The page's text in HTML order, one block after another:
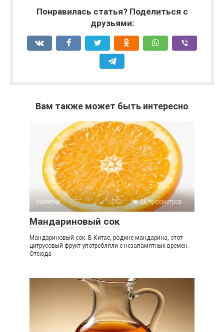
Понравилась статья? Поделиться с
друзьями:
Вам также может быть интересно
Напитки 2 36 просмотров
Мандариновый сок
Мандариновый сок. В Китае, родине мандарина, этот
цитрусовый фрукт употребляли с незапамятных времен.
Отсюда